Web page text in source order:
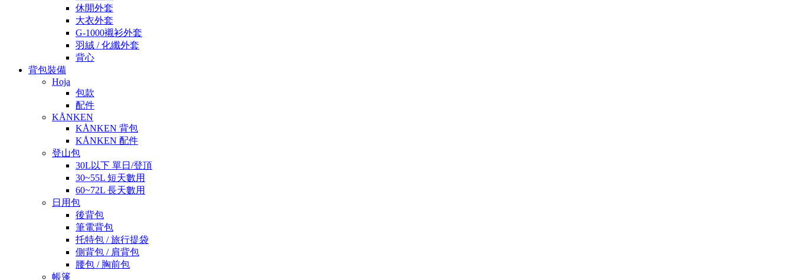
休閒外套
大衣外套
G-1000襯衫外套
羽絨 / 化纖外套
背心
背包裝備
Hoja
包款
配件
KÅNKEN
KÅNKEN 背包
KÅNKEN 配件
登山包
30L以下 單日/登頂
30~55L 短天數用
60~72L 長天數用
日用包
後背包
筆電背包
托特包 / 旅行提袋
側背包 / 肩背包
腰包 / 胸前包
帳篷